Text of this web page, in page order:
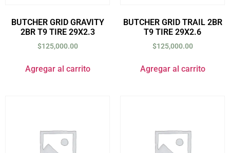
BUTCHER GRID GRAVITY
2BR T9 TIRE 29X2.3
$125,000.00
Agregar al carrito
BUTCHER GRID TRAIL 2BR
T9 TIRE 29X2.6
$125,000.00
Agregar al carrito